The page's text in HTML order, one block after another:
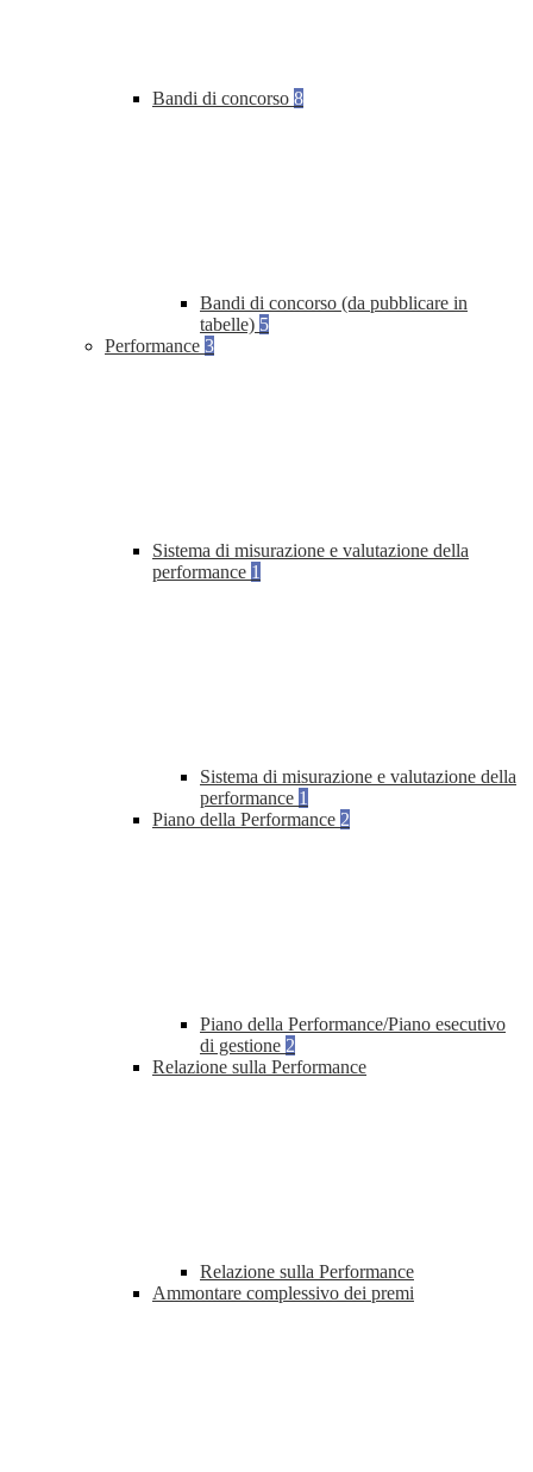
Bandi di concorso 8
Bandi di concorso (da pubblicare in
tabelle) 5
Performance 3
Sistema di misurazione e valutazione della
performance 1
Sistema di misurazione e valutazione della
performance 1
Piano della Performance 2
Piano della Performance/Piano esecutivo
di gestione 2
Relazione sulla Performance
Relazione sulla Performance
Ammontare complessivo dei premi